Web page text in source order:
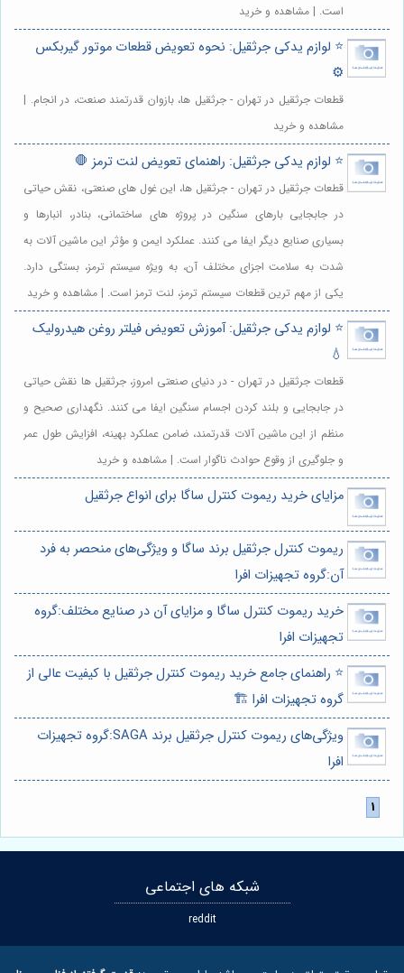
است. | مشاهده و خرید
⭐️ لوازم یدکی جرثقیل: نحوه تعویض قطعات موتور گیربکس
⚙️
قطعات جرثقیل در تهران - جرثقیل ها، بازوان قدرتمند صنعت، در انجام. |
مشاهده و خرید
⭐️ لوازم یدکی جرثقیل: راهنمای تعویض لنت ترمز 🛑
قطعات جرثقیل در تهران - جرثقیل ها، این غول های صنعتی، نقش حیاتی
در جابجایی بارهای سنگین در پروژه های ساختمانی، بنادر، انبارها و
بسیاری صنایع دیگر ایفا می کنند. عملکرد ایمن و مؤثر این ماشین آلات به
شدت به سلامت اجزای مختلف آن، به ویژه سیستم ترمز، بستگی دارد.
یکی از مهم ترین قطعات سیستم ترمز، لنت ترمز است. | مشاهده و خرید
⭐️ لوازم یدکی جرثقیل: آموزش تعویض فیلتر روغن هیدرولیک
💧
قطعات جرثقیل در تهران - در دنیای صنعتی امروز، جرثقیل ها نقش حیاتی
در جابجایی و بلند کردن اجسام سنگین ایفا می کنند. نگهداری صحیح و
منظم از این ماشین آلات قدرتمند، ضامن عملکرد بهینه، افزایش طول عمر
و جلوگیری از وقوع حوادث ناگوار است. | مشاهده و خرید
مزایای خرید ریموت کنترل ساگا برای انواع جرثقیل
ریموت کنترل جرثقیل برند ساگا و ویژگی‌های منحصر به فرد
آن:گروه تجهیزات افرا
خرید ریموت کنترل ساگا و مزایای آن در صنایع مختلف:گروه
تجهیزات افرا
⭐️ راهنمای جامع خرید ریموت کنترل جرثقیل با کیفیت عالی از
گروه تجهیزات افرا 🏗️
ویژگی‌های ریموت کنترل جرثقیل برند SAGA:گروه تجهیزات
افرا
شبکه های اجتماعی
reddit